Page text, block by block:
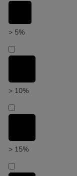
Unser Favorit
> 5%
> 10%
> 15%